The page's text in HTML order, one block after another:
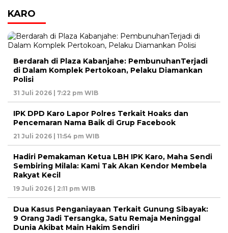
KARO
Berdarah di Plaza Kabanjahe: PembunuhanTerjadi
di Dalam Komplek Pertokoan, Pelaku Diamankan
Polisi
31 Juli 2026 | 7:22 pm WIB
IPK DPD Karo Lapor Polres Terkait Hoaks dan
Pencemaran Nama Baik di Grup Facebook
21 Juli 2026 | 11:54 pm WIB
Hadiri Pemakaman Ketua LBH IPK Karo, Maha Sendi
Sembiring Milala: Kami Tak Akan Kendor Membela
Rakyat Kecil
19 Juli 2026 | 2:11 pm WIB
Dua Kasus Penganiayaan Terkait Gunung Sibayak:
9 Orang Jadi Tersangka, Satu Remaja Meninggal
Dunia Akibat Main Hakim Sendiri